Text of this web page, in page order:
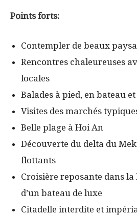
Points forts:
Contempler de beaux
Rencontres chaleureuses
locales
Balades à pied, en bateau
Visites des marchés
Belle plage à Hoi An
Découverte du delta du
flottants
Croisière reposante dans la
d’un bateau de luxe
Citadelle interdite et